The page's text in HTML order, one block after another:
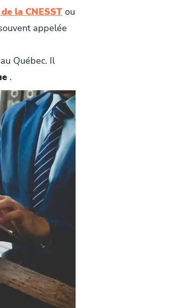
la CNESST ou
appelée
Québec. Il
.